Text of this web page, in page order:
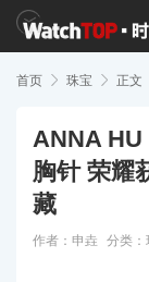
首页  珠宝  正文
ANNA HU
胸针 荣耀
藏
作者：申垚 分类：